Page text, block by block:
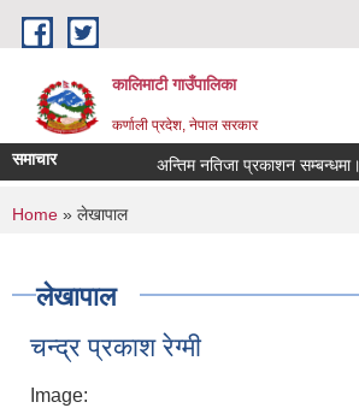
Skip to main content
कालिमाटी गाउँपालिका
कर्णाली प्रदेश, नेपाल सरकार
समाचार अन्तिम नतिजा प्रकाशन सम्बन्धमा।
You are here
Home » लेखापाल
लेखापाल
चन्द्र प्रकाश रेग्मी
Image: